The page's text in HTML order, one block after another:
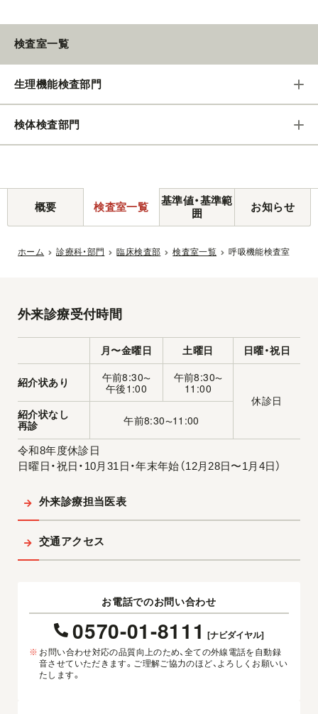
検査室一覧
生理機能検査部門
検体検査部門
概要 検査室一覧
基準値・基準範
囲
お知らせ
ホーム 診療科・部門 臨床検査部 検査室一覧 呼吸機能検査室
外来診療受付時間
月〜金曜日 土曜日 日曜・祝日
紹介状あり 午前8:30〜
午後1:00
午前8:30〜
11:00
休診日
紹介状なし
再診
午前8:30〜11:00
令和8年度休診日
日曜日・祝日・10月31日・年末年始（12月28日〜1月4日）
外来診療担当医表
交通アクセス
お電話でのお問い合わせ
0570-01-8111 [ナビダイヤル]
※ お問い合わせ対応の品質向上のため、全ての外線電話を自動録
音させていただきます。ご理解ご協力のほど、よろしくお願いい
たします。